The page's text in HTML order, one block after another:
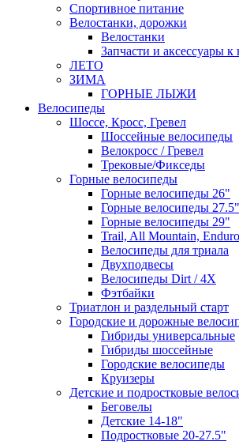
Спортивное питание
Велостанки, дорожки
Велостанки
Запчасти и аксессуары к
ЛЕТО
ЗИМА
ГОРНЫЕ ЛЫЖИ
Велосипеды
Шоссе, Кросс, Гревел
Шоссейные велосипеды
Велокросс / Гревел
Трековые/Фикседы
Горные велосипеды
Горные велосипеды 26"
Горные велосипеды 27.5"
Горные велосипеды 29"
Trail, All Mountain,
Велосипеды для триала
Двухподвесы
Велосипеды Dirt / 4X
Фэтбайки
Триатлон и раздельный старт
Городские и дорожные
Гибриды универсальные
Гибриды шоссейные
Городские велосипеды
Круизеры
Детские и подростковые
Беговелы
Детские 14-18"
Подростковые 20-27.5"